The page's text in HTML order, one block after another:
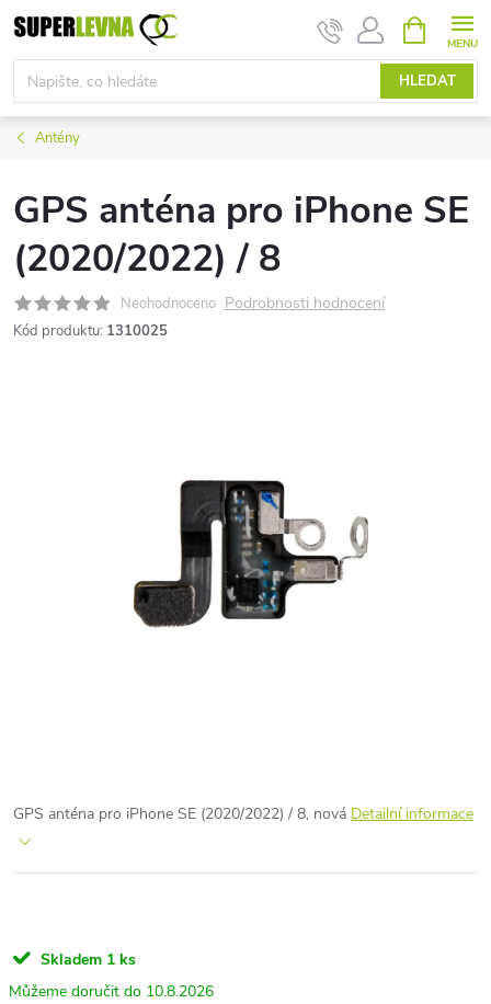
Přejít
na
obsah
HLEDAT
NÁKUPNÍ
KOŠÍK
Antény
GPS anténa pro iPhone SE
(2020/2022) / 8
Neohodnoceno Podrobnosti hodnocení
Kód produktu: 1310025
GPS anténa pro iPhone SE (2020/2022) / 8, nová Detailní informace
Skladem 1 ks
10.8.2026